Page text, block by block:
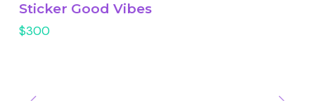
Sticker Good Vibes
$300